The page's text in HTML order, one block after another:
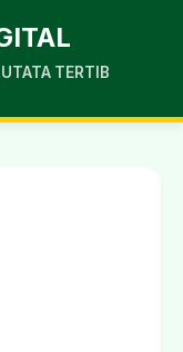
TATA TERTIB